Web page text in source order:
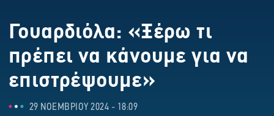
Γουαρδιόλα: «Ξέρω τι
πρέπει να κάνουμε για να
επιστρέψουμε»
29 ΝΟΕΜΒΡΙΟΥ 2024 - 18:09